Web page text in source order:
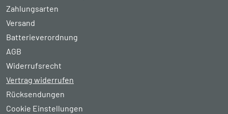
Zahlungsarten
Versand
Batterieverordnung
AGB
Widerrufsrecht
Vertrag widerrufen
Rücksendungen
Cookie Einstellungen